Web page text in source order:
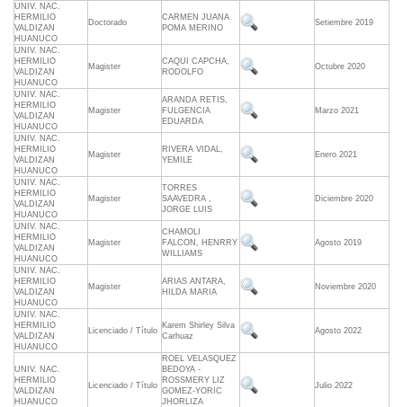
UNIV. NAC.
HERMILIO
VALDIZAN
HUANUCO
Doctorado
CARMEN JUANA
POMA MERINO
Setiembre 2019
UNIV. NAC.
HERMILIO
VALDIZAN
HUANUCO
Magister
CAQUI CAPCHA,
RODOLFO
Octubre 2020
UNIV. NAC.
HERMILIO
VALDIZAN
HUANUCO
Magister
ARANDA RETIS,
FULGENCIA
EDUARDA
Marzo 2021
UNIV. NAC.
HERMILIO
VALDIZAN
HUANUCO
Magister
RIVERA VIDAL,
YEMILE
Enero 2021
UNIV. NAC.
HERMILIO
VALDIZAN
HUANUCO
Magister
TORRES
SAAVEDRA ,
JORGE LUIS
Diciembre 2020
UNIV. NAC.
HERMILIO
VALDIZAN
HUANUCO
Magister
CHAMOLI
FALCON, HENRRY
WILLIAMS
Agosto 2019
UNIV. NAC.
HERMILIO
VALDIZAN
HUANUCO
Magister
ARIAS ANTARA,
HILDA MARIA
Noviembre 2020
UNIV. NAC.
HERMILIO
VALDIZAN
HUANUCO
Licenciado / Título
Karem Shirley Silva
Carhuaz
Agosto 2022
UNIV. NAC.
HERMILIO
VALDIZAN
HUANUCO
Licenciado / Título
ROEL VELASQUEZ
BEDOYA -
ROSSMERY LIZ
GOMEZ-YORIC
JHORLIZA
Julio 2022